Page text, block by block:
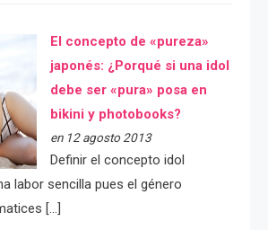
El concepto de «pureza»
japonés: ¿Porqué si una idol
debe ser «pura» posa en
bikini y photobooks?
en 12 agosto 2013
Definir el concepto idol
labor sencilla pues el género
[…]